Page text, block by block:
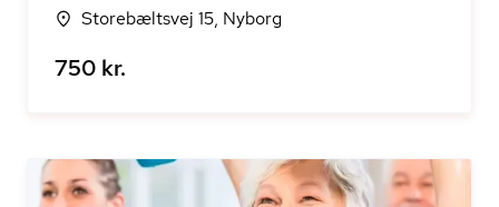
Storebæltsvej 15, Nyborg
750 kr.